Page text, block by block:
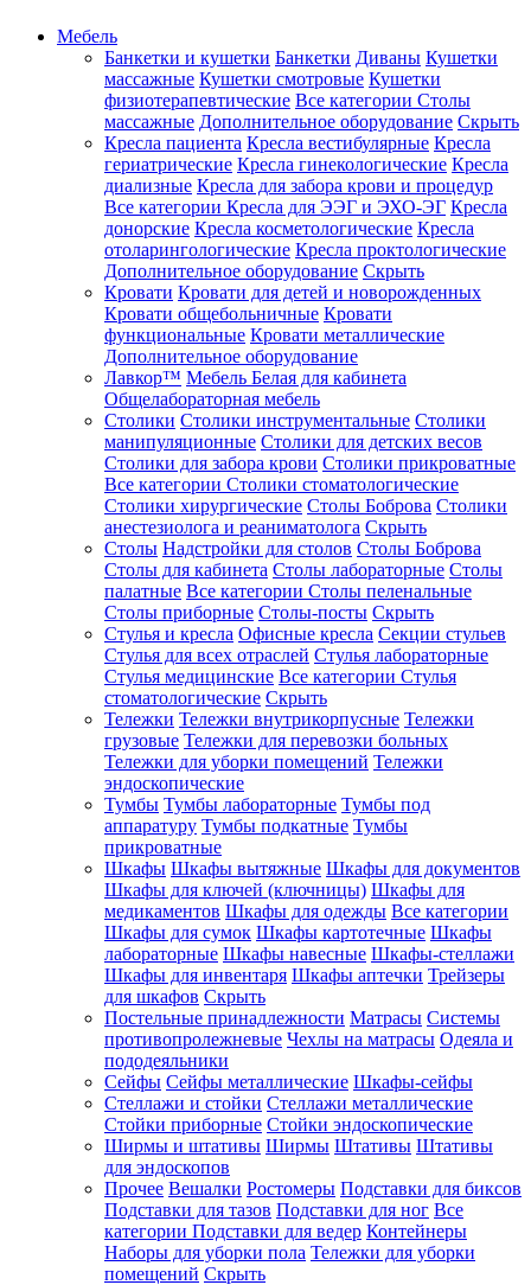
Мебель
Банкетки и кушетки Банкетки Диваны Кушетки
массажные Кушетки смотровые Кушетки
физиотерапевтические Все категории Столы
массажные Дополнительное оборудование Скрыть
Кресла пациента Кресла вестибулярные Кресла
гериатрические Кресла гинекологические Кресла
диализные Кресла для забора крови и процедур
Все категории Кресла для ЭЭГ и ЭХО-ЭГ Кресла
донорские Кресла косметологические Кресла
отоларингологические Кресла проктологические
Дополнительное оборудование Скрыть
Кровати Кровати для детей и новорожденных
Кровати общебольничные Кровати
функциональные Кровати металлические
Дополнительное оборудование
Лавкор™ Мебель Белая для кабинета
Общелабораторная мебель
Столики Столики инструментальные Столики
манипуляционные Столики для детских весов
Столики для забора крови Столики прикроватные
Все категории Столики стоматологические
Столики хирургические Столы Боброва Столики
анестезиолога и реаниматолога Скрыть
Столы Надстройки для столов Столы Боброва
Столы для кабинета Столы лабораторные Столы
палатные Все категории Столы пеленальные
Столы приборные Столы-посты Скрыть
Стулья и кресла Офисные кресла Секции стульев
Стулья для всех отраслей Стулья лабораторные
Стулья медицинские Все категории Стулья
стоматологические Скрыть
Тележки Тележки внутрикорпусные Тележки
грузовые Тележки для перевозки больных
Тележки для уборки помещений Тележки
эндоскопические
Тумбы Тумбы лабораторные Тумбы под
аппаратуру Тумбы подкатные Тумбы
прикроватные
Шкафы Шкафы вытяжные Шкафы для документов
Шкафы для ключей (ключницы) Шкафы для
медикаментов Шкафы для одежды Все категории
Шкафы для сумок Шкафы картотечные Шкафы
лабораторные Шкафы навесные Шкафы-стеллажи
Шкафы для инвентаря Шкафы аптечки Трейзеры
для шкафов Скрыть
Постельные принадлежности Матрасы Системы
противопролежневые Чехлы на матрасы Одеяла и
пододеяльники
Сейфы Сейфы металлические Шкафы-сейфы
Стеллажи и стойки Стеллажи металлические
Стойки приборные Стойки эндоскопические
Ширмы и штативы Ширмы Штативы Штативы
для эндоскопов
Прочее Вешалки Ростомеры Подставки для биксов
Подставки для тазов Подставки для ног Все
категории Подставки для ведер Контейнеры
Наборы для уборки пола Тележки для уборки
помещений Скрыть